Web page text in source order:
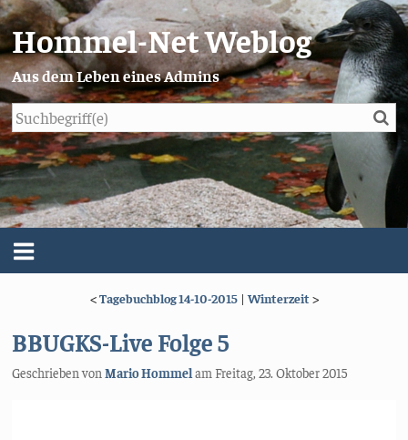
Hommel-Net Weblog
Aus dem Leben eines Admins
Impressum/Datenschutz
<Tagebuchblog 14-10-2015 | Winterzeit >
BBUGKS-Live Folge 5
Geschrieben vonMario HommelamFreitag, 23. Oktober 2015